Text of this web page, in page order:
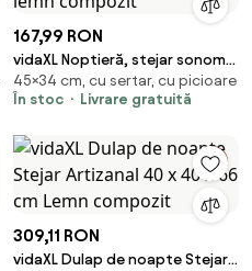
167,99 RON
vidaXL Noptieră, stejar sonoma,
34x35,5x45 cm, lemn compozit
45×34 cm, cu sertar, cu picioare
În stoc
Livrare gratuită
309,11 RON
vidaXL Dulap de noapte Stejar